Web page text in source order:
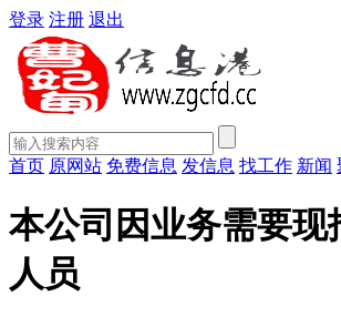
登录 注册 退出
首页 原网站 免费信息 发信息 找工作 新闻
本公司因业务需要现
人员